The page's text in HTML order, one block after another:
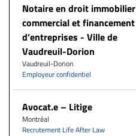
Notaire en droit immobilier
commercial et financement
d’entreprises - Ville de
Vaudreuil-Dorion
Vaudreuil-Dorion
Employeur confidentiel
Avocat.e – Litige
Montréal
Recrutement Life After Law